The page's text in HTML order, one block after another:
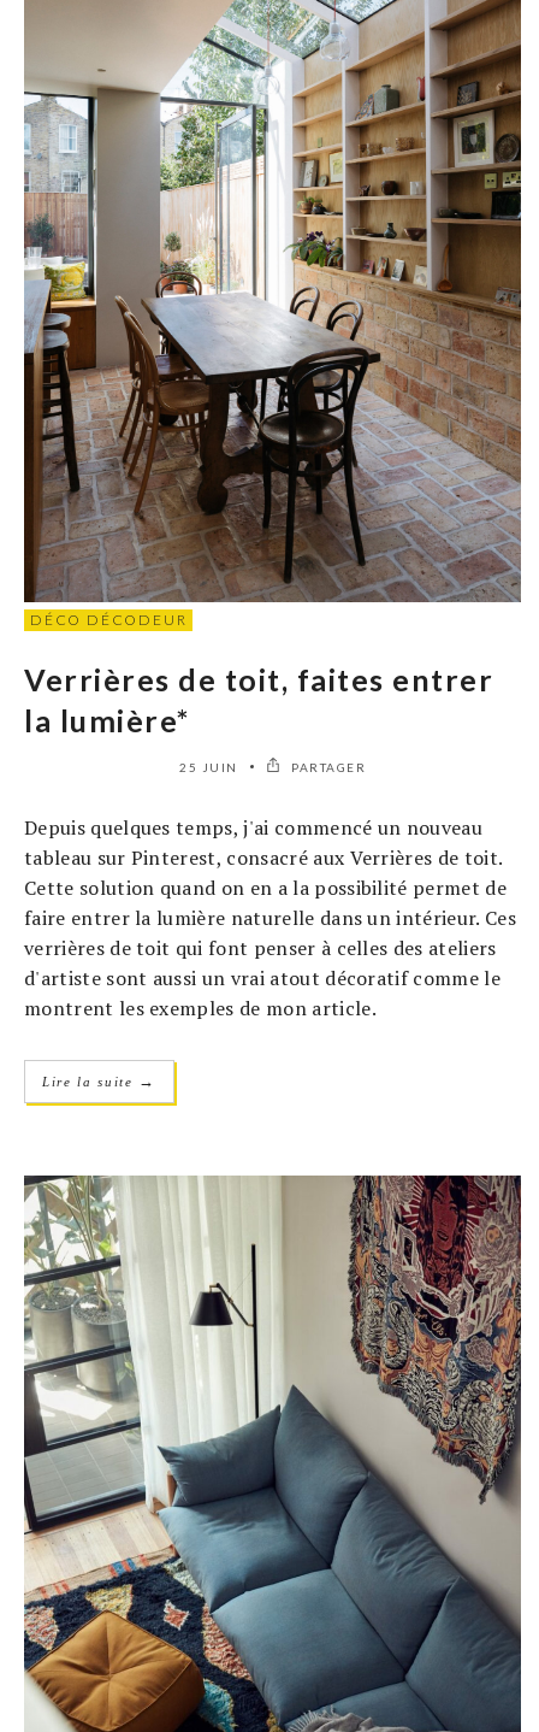
DÉCO DÉCODEUR
Verrières de toit, faites entrer
la lumière*
25 JUIN PARTAGER
Depuis quelques temps, j'ai commencé un nouveau
tableau sur Pinterest, consacré aux Verrières de toit.
Cette solution quand on en a la possibilité permet de
faire entrer la lumière naturelle dans un intérieur. Ces
verrières de toit qui font penser à celles des ateliers
d'artiste sont aussi un vrai atout décoratif comme le
montrent les exemples de mon article.
Lire la suite →